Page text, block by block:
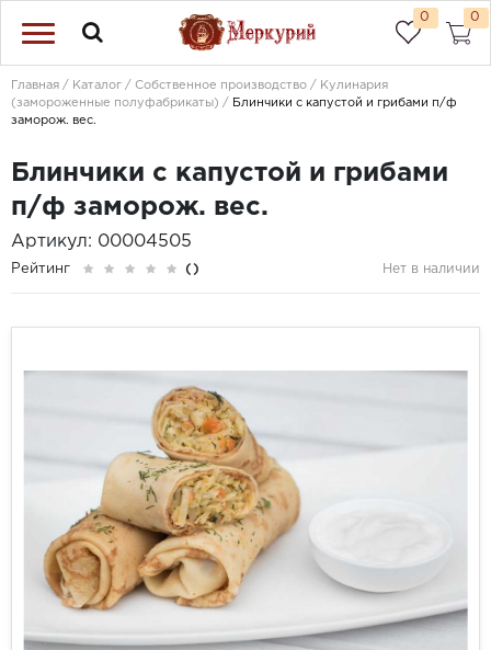
0 0
Главная Каталог Собственное производство
Кулинария
(замороженные полуфабрикаты)
Блинчики с капустой и грибами п/ф
заморож. вес.
Блинчики с капустой и грибами
п/ф заморож. вес.
Артикул: 00004505
Рейтинг () Нет в наличии